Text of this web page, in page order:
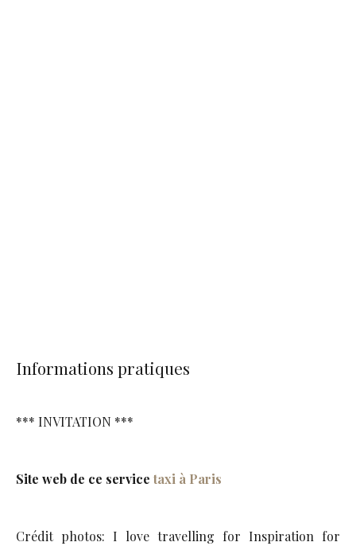
Informations pratiques
*** INVITATION ***
Site web de ce service taxi à Paris
Crédit photos: I love travelling for Inspiration for